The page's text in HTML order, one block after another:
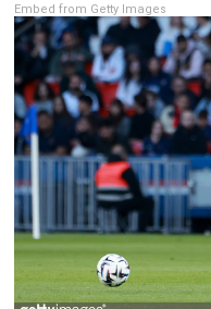
Лига
Англия.
Испания. Ла
Другие
Таблицы
Таблицы
Украина.
Украина.
Лига
Англия.
Испания. Ла
Все таблицы
Embed from Getty Images